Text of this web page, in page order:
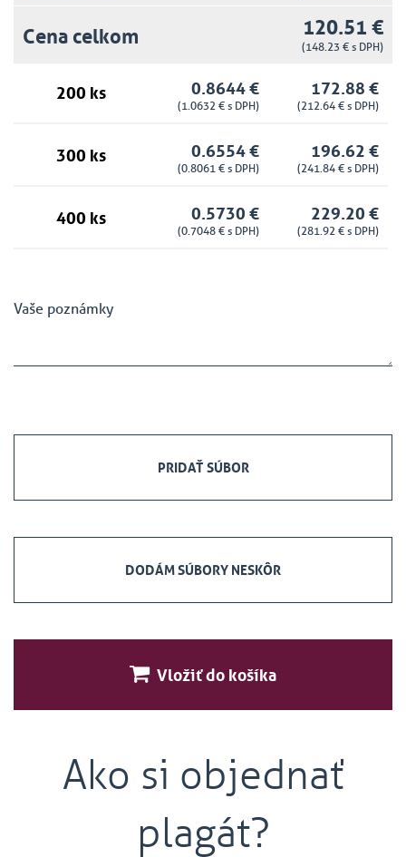
PRIDAŤ SÚBOR
DODÁM SÚBORY NESKÔR
Cena celkom 120.51 €
(148.23 € s DPH)
200 ks 0.8644 €
(1.0632 € s DPH)
172.88 €
(212.64 € s DPH)
300 ks 0.6554 €
(0.8061 € s DPH)
196.62 €
(241.84 € s DPH)
400 ks 0.5730 €
(0.7048 € s DPH)
229.20 €
(281.92 € s DPH)
Vložiť do košíka
Ako si objednať
plagát?